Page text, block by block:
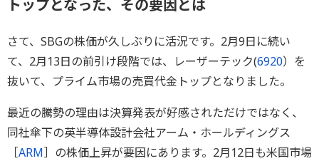
トップとなった、その要因とは
さて、SBGの株価が久しぶりに活況です。2月9日に続い
て、2月13日の前引け段階では、レーザーテック(6920）を
抜いて、プライム市場の売買代金トップとなりました。
最近の騰勢の理由は決算発表が好感されただけではなく、
同社傘下の英半導体設計会社アーム・ホールディングス
［ARM］の株価上昇が要因にあります。2月12日も米国市場